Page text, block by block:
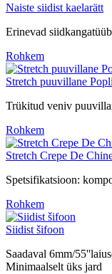
Naiste siidist kaelarätt
Erinevad
Rohkem
Stretch puuvillane
Trükitud veniv
Rohkem
Stretch Crepe De
Spetsifikatsioon:
Rohkem
Siidist šifoon
Saadaval 6mm/
Minimaalselt üks jard